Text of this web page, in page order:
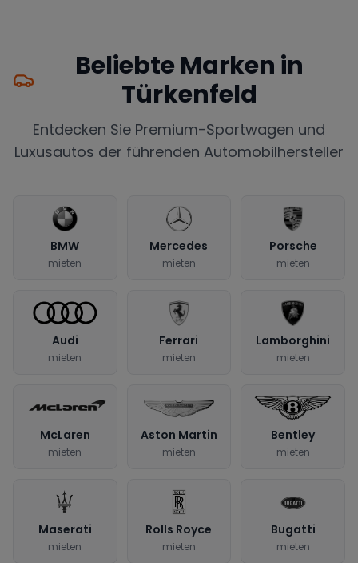
Beliebte Marken in
Türkenfeld
Entdecken Sie Premium-Sportwagen und
Luxusautos der führenden Automobilhersteller
BMW
mieten
Mercedes
mieten
Porsche
mieten
Audi
mieten
Ferrari
mieten
Lamborghini
mieten
McLaren
mieten
Aston Martin
mieten
Bentley
mieten
Maserati
mieten
Rolls Royce
mieten
Bugatti
mieten